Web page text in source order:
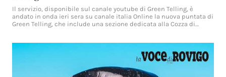
Il servizio, disponibile sul canale youtube di Green Telling, è
andato in onda ieri sera su canale italia Online la nuova puntata di
Green Telling, che include una sezione dedicata alla Cozza di…